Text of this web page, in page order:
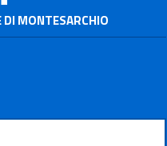
DI MONTESARCHIO